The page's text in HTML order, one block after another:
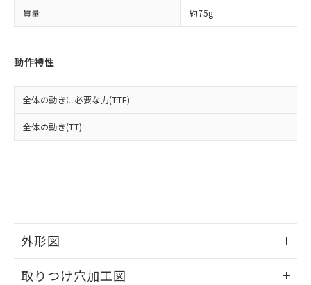
質量 約75g
動作特性
全体の動きに必要な力(TTF)
全体の動き(TT)
外形図
取りつけ穴加工図
※当社の共同利用者とは、 "個人情報
EU RoHS指令（10物質）の非含有証明書
51物質の非含有証明書（当社基準）
また、RoHS指令のフタル酸エステル類４
物質の対応では、対応完了までの期間は出
欄に対応日を記載しておりました。